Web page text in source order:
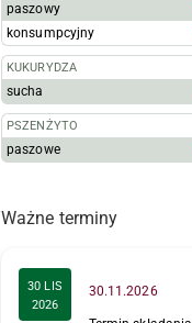
paszowy
konsumpcyjny
KUKURYDZA
sucha
PSZENŻYTO
paszowe
Ważne terminy
30 LIS
2026
30.11.2026